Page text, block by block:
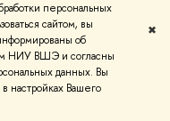
персональных
сайтом, вы
об
НИУ ВШЭ и согласны
данных. Вы
настройках Вашего
✖
юридические и
целого и
право,